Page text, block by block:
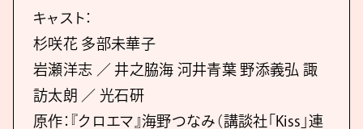
キャスト：
杉咲花 多部未華子
岩瀬洋志 ／ 井之脇海 河井青葉 野添義弘 諏
訪太朗 ／ 光石研
原作：『クロエマ』海野つなみ（講談社「Kiss」連